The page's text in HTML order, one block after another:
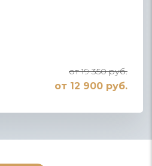
от 19 350 руб.
от 12 900 руб.